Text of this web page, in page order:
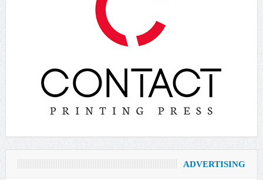
ADVERTISING